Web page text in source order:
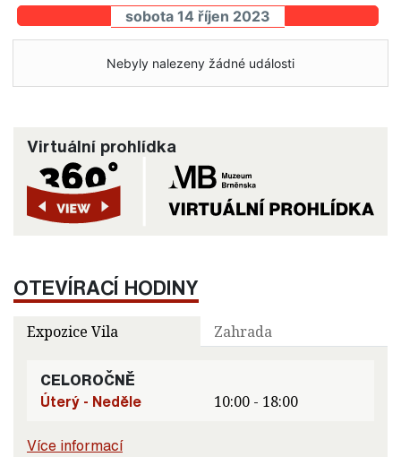
sobota 14 říjen 2023
Nebyly nalezeny žádné události
Virtuální prohlídka
OTEVÍRACÍ HODINY
Expozice Vila Zahrada
CELOROČNĚ
Úterý - Neděle
10:00 - 18:00
Více informací